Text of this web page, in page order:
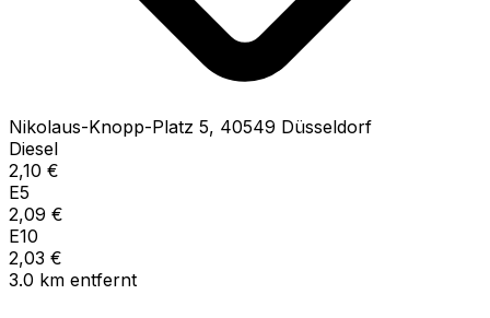
Nikolaus-Knopp-Platz 5, 40549 Düsseldorf
Diesel
2,10 €
E5
2,09 €
E10
2,03 €
3.0 km entfernt